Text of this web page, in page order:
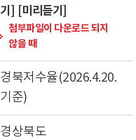
기]
[미리듣기]
첨부파일이 다운로드 되지
않을 때
경북저수율(2026.4.20.
기준)
경상북도